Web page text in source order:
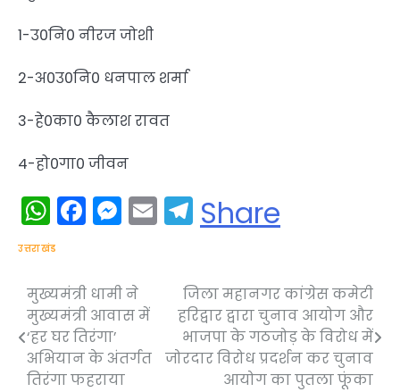
1-उ0नि0 नीरज जोशी
2-अ0उ0नि0 धनपाल शर्मा
3-हे0का0 कैलाश रावत
4-हो0गा0 जीवन
WhatsApp
Facebook
Messenger
EmailTelegram
Share
उत्तराखंड
Post
navigation
मुख्यमंत्री धामी ने
मुख्यमंत्री आवास में
‘हर घर तिरंगा’
अभियान के अंतर्गत
तिरंगा फहराया
जिला महानगर कांग्रेस कमेटी
हरिद्वार द्वारा चुनाव आयोग और
भाजपा के गठजोड़ के विरोध में
जोरदार विरोध प्रदर्शन कर चुनाव
आयोग का पुतला फूंका